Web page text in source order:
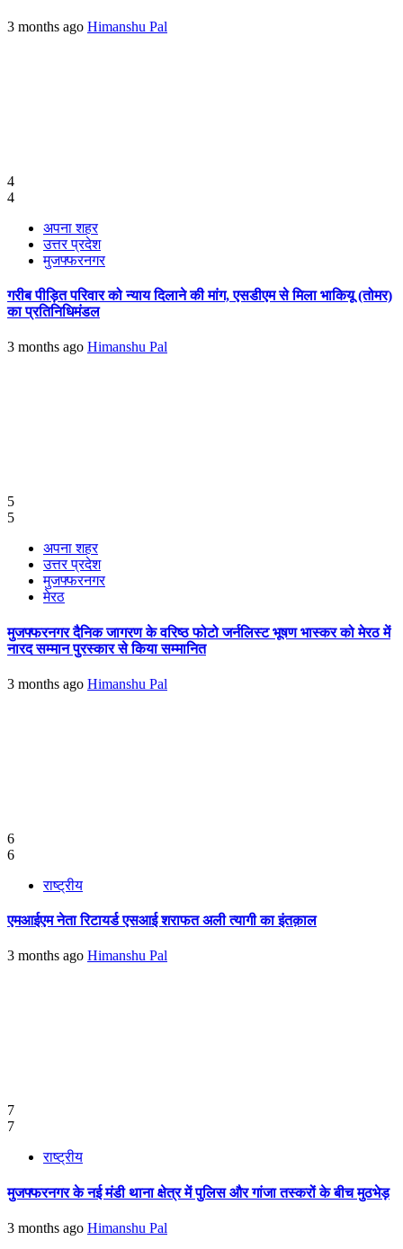
3 months ago Himanshu Pal
4
4
अपना शहर
उत्तर प्रदेश
मुजफ्फरनगर
गरीब पीड़ित परिवार को न्याय दिलाने की मांग, एसडीएम से मिला भाकियू (तोमर)
का प्रतिनिधिमंडल
3 months ago Himanshu Pal
5
5
अपना शहर
उत्तर प्रदेश
मुजफ्फरनगर
मेरठ
मुजफ्फरनगर दैनिक जागरण के वरिष्ठ फोटो जर्नलिस्ट भूषण भास्कर को मेरठ में
नारद सम्मान पुरस्कार से किया सम्मानित
3 months ago Himanshu Pal
6
6
राष्ट्रीय
एमआईएम नेता रिटायर्ड एसआई शराफत अली त्यागी का इंतक़ाल
3 months ago Himanshu Pal
7
7
राष्ट्रीय
मुजफ्फरनगर के नई मंडी थाना क्षेत्र में पुलिस और गांजा तस्करों के बीच मुठभेड़
3 months ago Himanshu Pal